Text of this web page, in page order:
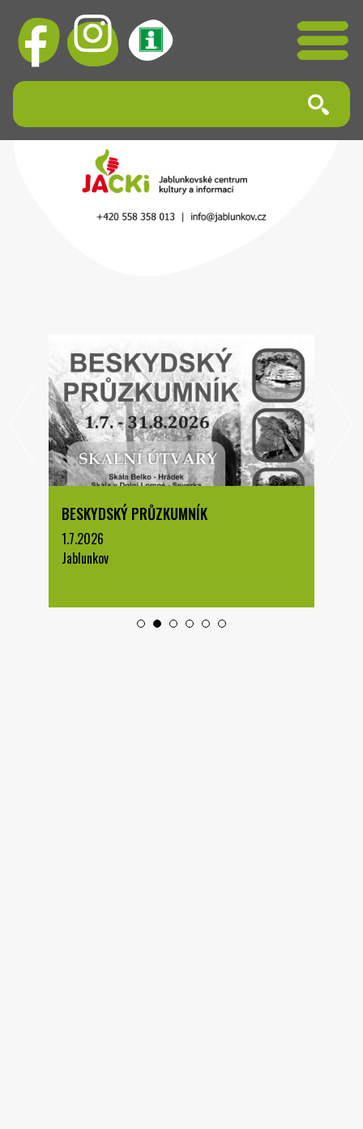
BESKYDSKÝ PRŮZKUMNÍK
1.7.2026
Jablunkov